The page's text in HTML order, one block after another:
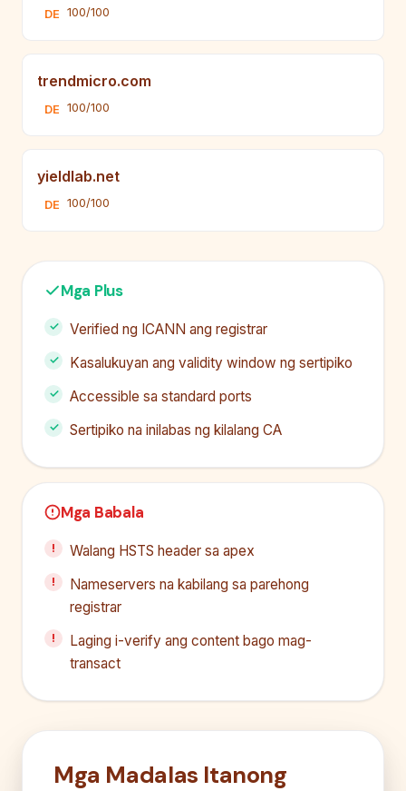
DE 100/100
trendmicro.com
DE 100/100
yieldlab.net
DE 100/100
Mga Plus
Verified ng ICANN ang registrar
Kasalukuyan ang validity window ng sertipiko
Accessible sa standard ports
Sertipiko na inilabas ng kilalang CA
Mga Babala
Walang HSTS header sa apex
Nameservers na kabilang sa parehong
registrar
Laging i-verify ang content bago mag-
transact
Mga Madalas Itanong